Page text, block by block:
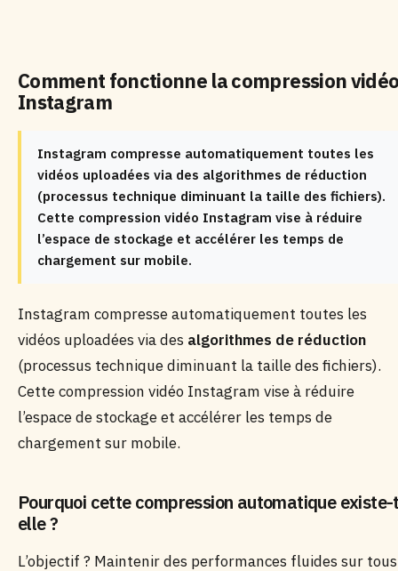
Comment fonctionne la compression
Instagram
Instagram compresse automatiquement toutes les
vidéos uploadées via des algorithmes de réduction
(processus technique diminuant la taille des fichiers).
Cette compression vidéo Instagram vise à réduire
l’espace de stockage et accélérer les temps de
chargement sur mobile.
Instagram compresse automatiquement toutes les
vidéos uploadées via des algorithmes de réduction
(processus technique diminuant la taille des fichiers).
Cette compression vidéo Instagram vise à réduire
l’espace de stockage et accélérer les temps de
chargement sur mobile.
Pourquoi cette compression automatique
elle ?
L’objectif ? Maintenir des performances fluides sur tous